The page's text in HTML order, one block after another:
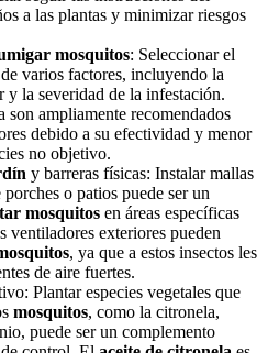
a las plantas y minimizar riesgos
mosquitos: Seleccionar el
varios factores, incluyendo la
y la severidad de la infestación.
son ampliamente recomendados
debido a su efectividad y menor
no objetivo.
y barreras físicas: Instalar mallas
o patios puede ser un
mosquitos en áreas específicas
ventiladores exteriores pueden
, ya que a estos insectos les
de aire fuertes.
Plantar especies vegetales que
mosquitos, como la citronela,
puede ser un complemento